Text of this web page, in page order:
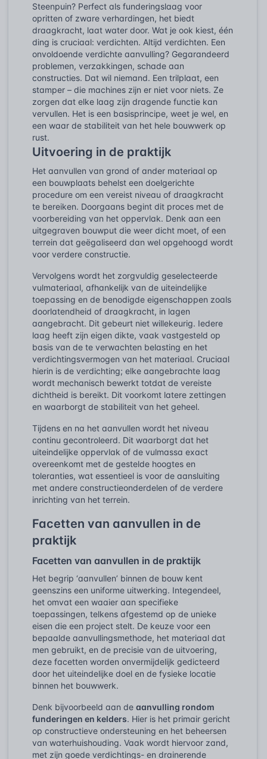
Steenpuin? Perfect als funderingslaag voor
opritten of zware verhardingen, het biedt
draagkracht, laat water door. Wat je ook kiest, één
ding is cruciaal: verdichten. Altijd verdichten. Een
onvoldoende verdichte aanvulling? Gegarandeerd
problemen, verzakkingen, schade aan
constructies. Dat wil niemand. Een trilplaat, een
stamper – die machines zijn er niet voor niets. Ze
zorgen dat elke laag zijn dragende functie kan
vervullen. Het is een basisprincipe, weet je wel, en
een waar de stabiliteit van het hele bouwwerk op
rust.
Uitvoering in de praktijk
Het aanvullen van grond of ander materiaal op
een bouwplaats behelst een doelgerichte
procedure om een vereist niveau of draagkracht
te bereiken. Doorgaans begint dit proces met de
voorbereiding van het oppervlak. Denk aan een
uitgegraven bouwput die weer dicht moet, of een
terrein dat geëgaliseerd dan wel opgehoogd wordt
voor verdere constructie.
Vervolgens wordt het zorgvuldig geselecteerde
vulmateriaal, afhankelijk van de uiteindelijke
toepassing en de benodigde eigenschappen zoals
doorlatendheid of draagkracht, in lagen
aangebracht. Dit gebeurt niet willekeurig. Iedere
laag heeft zijn eigen dikte, vaak vastgesteld op
basis van de te verwachten belasting en het
verdichtingsvermogen van het materiaal. Cruciaal
hierin is de verdichting; elke aangebrachte laag
wordt mechanisch bewerkt totdat de vereiste
dichtheid is bereikt. Dit voorkomt latere zettingen
en waarborgt de stabiliteit van het geheel.
Tijdens en na het aanvullen wordt het niveau
continu gecontroleerd. Dit waarborgt dat het
uiteindelijke oppervlak of de vulmassa exact
overeenkomt met de gestelde hoogtes en
toleranties, wat essentieel is voor de aansluiting
met andere constructieonderdelen of de verdere
inrichting van het terrein.
Facetten van aanvullen in de
praktijk
Facetten van aanvullen in de praktijk
Het begrip ‘aanvullen’ binnen de bouw kent
geenszins een uniforme uitwerking. Integendeel,
het omvat een waaier aan specifieke
toepassingen, telkens afgestemd op de unieke
eisen die een project stelt. De keuze voor een
bepaalde aanvullingsmethode, het materiaal dat
men gebruikt, en de precisie van de uitvoering,
deze facetten worden onvermijdelijk gedicteerd
door het uiteindelijke doel en de fysieke locatie
binnen het bouwwerk.
Denk bijvoorbeeld aan de aanvulling rondom
funderingen en kelders. Hier is het primair gericht
op constructieve ondersteuning en het beheersen
van waterhuishouding. Vaak wordt hiervoor zand,
met zijn goede verdichtings- en drainerende